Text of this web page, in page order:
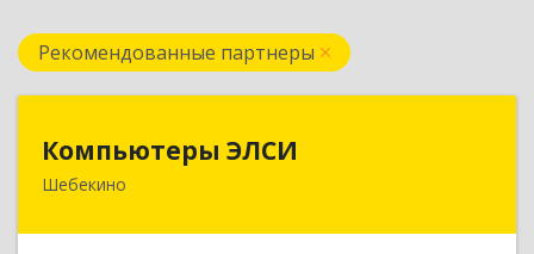
Рекомендованные партнеры
Компьютеры ЭЛСИ
Шебекино